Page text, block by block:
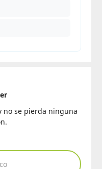
no se pierda ninguna